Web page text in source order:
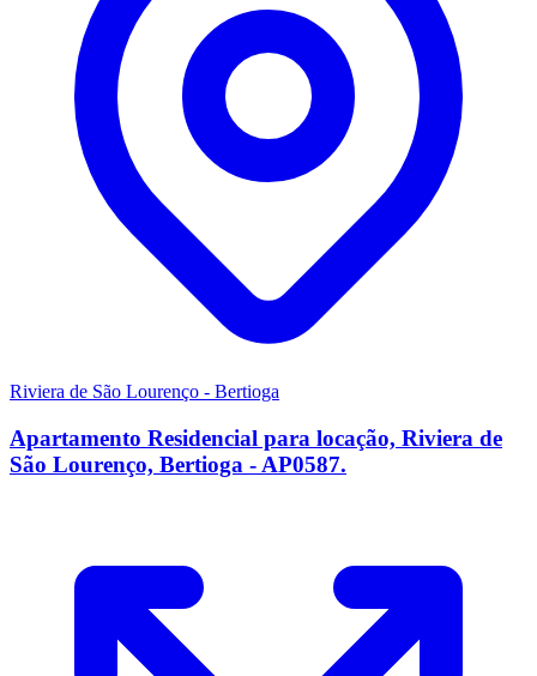
Riviera de São Lourenço - Bertioga
Apartamento Residencial para locação, Riviera de
São Lourenço, Bertioga - AP0587.